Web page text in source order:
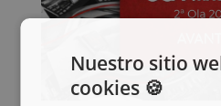
Nuestro sitio
cookies 🍪